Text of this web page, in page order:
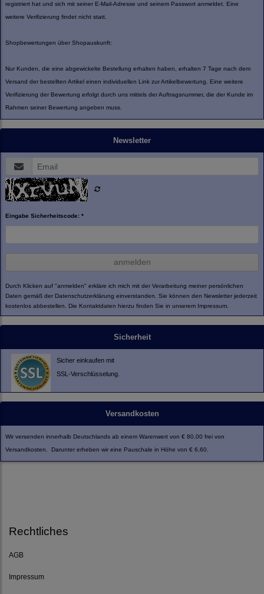
registriert hat und sich mit seiner E-Mail-Adresse und seinem Passwort anmeldet. Eine
weitere Verifizierung findet nicht statt.
Shopbewertungen über Shopauskunft:
Nur Kunden, die eine abgewickelte Bestellung erhalten haben, erhalten 7 Tage nach dem
Versand der bestellten Artikel einen individuellen Link zur Artikelbewertung. Eine weitere
Verifizierung der Bewertung erfolgt durch uns mittels der Auftragsnummer, die der Kunde im
Rahmen seiner Bewertung angeben muss.
Newsletter
Eingabe Sicherheitscode: *
anmelden
Durch Klicken auf "anmelden" erkläre ich mich mit der Verarbeitung meiner persönlichen
Daten gemäß der Datenschutzerklärung einverstanden. Sie können den Newsletter jederzeit
kostenlos abbestellen. Die Kontaktdaten hierzu finden Sie in unserem Impressum.
Sicherheit
Sicher einkaufen mit
SSL-Verschlüsselung.
Versandkosten
Wir versenden innerhalb Deutschlands ab einem Warenwert von € 80,00 frei von
Versandkosten. Darunter erheben wir eine Pauschale in Höhe von € 6,60.
Rechtliches
AGB
Impressum